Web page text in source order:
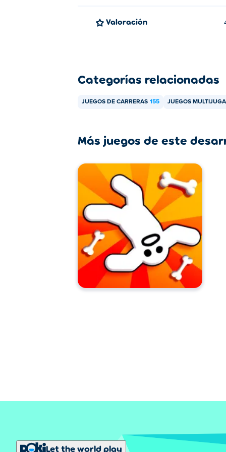
Valoración
Categorías relacionadas
JUEGOS DE CARRERAS 155 JUEGOS
Más juegos de este
Let the world play